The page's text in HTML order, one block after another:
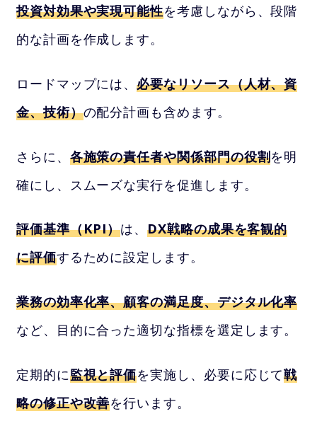
投資対効果や実現可能性を考慮しながら、段階
的な計画を作成します。
ロードマップには、必要なリソース（人材、資
金、技術）の配分計画も含めます。
さらに、 各施策の責任者や関係部門の役割を明
確にし、スムーズな実行を促進します。
評価基準（KPI）は、DX戦略の成果を客観的
に評価するために設定します。
業務の効率化率、顧客の満足度、デジタル化率
など、目的に合った適切な指標を選定します。
定期的に監視と評価を実施し、必要に応じて戦
略の修正や改善を行います。